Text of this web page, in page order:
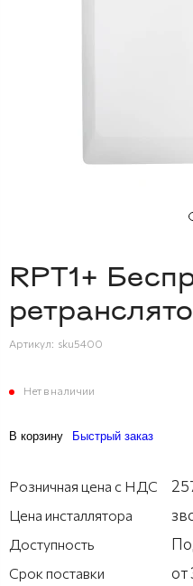
RPT1+
Артикул: sku5400
Нет в наличии
В корзину Быстрый заказ
Розничная цена с НДС
Цена инсталлятора
Доступность
Срок поставки от